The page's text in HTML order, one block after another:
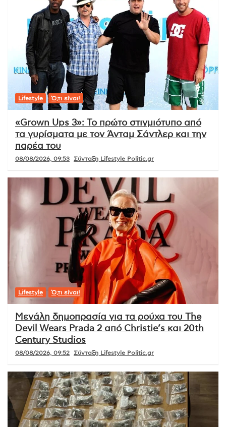
Lifestyle Ό,τι είναι!
«Grown Ups 3»: Το πρώτο στιγμιότυπο από
τα γυρίσματα με τον Άνταμ Σάντλερ και την
παρέα του
08/08/2026, 09:53 Σύνταξη Lifestyle Politic.gr
Lifestyle Ό,τι είναι!
Μεγάλη δημοπρασία για τα ρούχα του The
Devil Wears Prada 2 από Christie’s και 20th
Century Studios
08/08/2026, 09:52 Σύνταξη Lifestyle Politic.gr